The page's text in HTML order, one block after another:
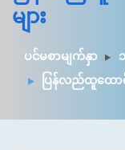
များ
ပင်မစာမျက်နှာ
ပြန်လည်ထူထောင်